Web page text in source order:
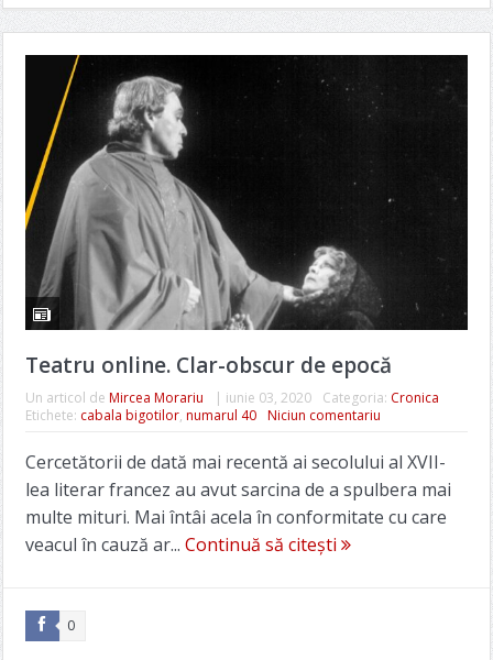
Teatru online. Clar-obscur de epocă
Un articol de Mircea Morariu | iunie 03, 2020 Categoria: Cronica
Etichete: cabala bigotilor, numarul 40 Niciun comentariu
Cercetătorii de dată mai recentă ai secolului al XVII-
lea literar francez au avut sarcina de a spulbera mai
multe mituri. Mai întâi acela în conformitate cu care
veacul în cauză ar... Continuă să citești
0